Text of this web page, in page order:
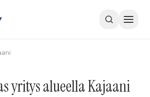
yritys alueella Kajaani